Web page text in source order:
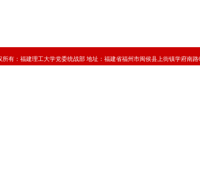
所有： 福建理工大学党委统战部 地址：福建省福州市闽侯县上街镇学府南路